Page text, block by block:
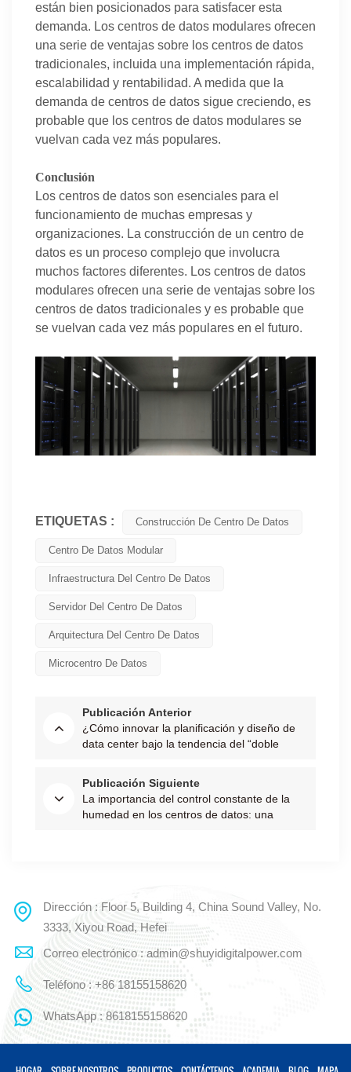
están bien posicionados para satisfacer esta
demanda. Los centros de datos modulares ofrecen
una serie de ventajas sobre los centros de datos
tradicionales, incluida una implementación rápida,
escalabilidad y rentabilidad. A medida que la
demanda de centros de datos sigue creciendo, es
probable que los centros de datos modulares se
vuelvan cada vez más populares.
Conclusión
Los centros de datos son esenciales para el
funcionamiento de muchas empresas y
organizaciones. La construcción de un centro de
datos es un proceso complejo que involucra
muchos factores diferentes. Los centros de datos
modulares ofrecen una serie de ventajas sobre los
centros de datos tradicionales y es probable que
se vuelvan cada vez más populares en el futuro.
ETIQUETAS : Construcción De Centro De Datos
Centro De Datos Modular
Infraestructura Del Centro De Datos
Servidor Del Centro De Datos
Arquitectura Del Centro De Datos
Microcentro De Datos
Publicación Anterior
¿Cómo innovar la planificación y diseño de
data center bajo la tendencia del “doble
Publicación Siguiente
La importancia del control constante de la
humedad en los centros de datos: una
Dirección : Floor 5, Building 4, China Sound Valley, No.
3333, Xiyou Road, Hefei
Correo electrónico : admin@shuyidigitalpower.com
Teléfono : +86 18155158620
WhatsApp : 8618155158620